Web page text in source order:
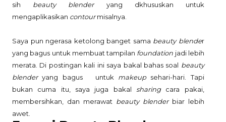
sih beauty blenderyang dkhususkan untuk
mengaplikasikan contourmisalnya.
Saya pun ngerasa ketolong banget sama beauty blender
yang bagus untuk membuat tampilan foundation jadi lebih
merata. Di postingan kali ini saya bakal bahas soal beauty
blenderyang bagus untuk makeupsehari-hari. Tapi
bukan cuma itu, saya juga bakal sharing cara pakai,
membersihkan, dan merawat beauty blenderbiar lebih
awet.